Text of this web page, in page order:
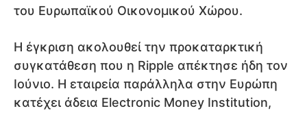
του Ευρωπαϊκού Οικονομικού Χώρου.
Η έγκριση ακολουθεί την προκαταρκτική
συγκατάθεση που η Ripple απέκτησε ήδη τον
Ιούνιο. Η εταιρεία παράλληλα στην Ευρώπη
κατέχει άδεια Electronic Money Institution,